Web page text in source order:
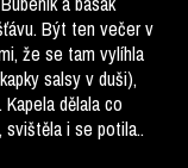
Být ten večer v
že se tam vylíhla
salsy v duši),
dělala co
svištěla i se potila..